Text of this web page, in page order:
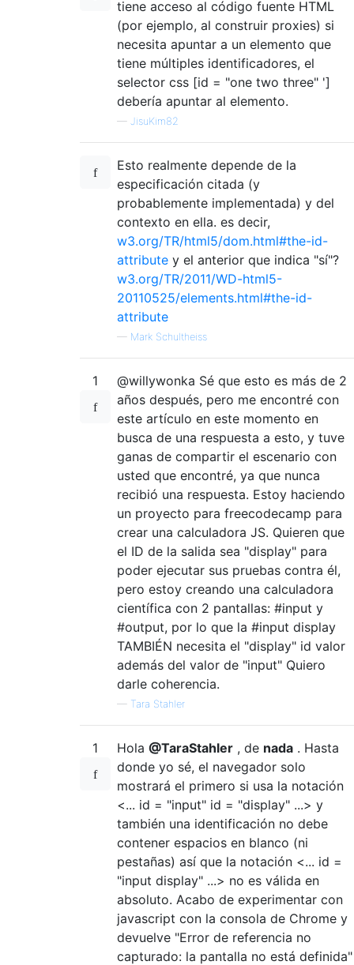
tiene acceso al código fuente HTML
(por ejemplo, al construir proxies) si
necesita apuntar a un elemento que
tiene múltiples identificadores, el
selector css [id = "one two three" ']
debería apuntar al elemento.
— JisuKim82
Esto realmente depende de la
especificación citada (y
probablemente implementada) y del
contexto en ella. es decir,
w3.org/TR/html5/dom.html#the-id-
attribute y el anterior que indica "sí"?
w3.org/TR/2011/WD-html5-
20110525/elements.html#the-id-
attribute
— Mark Schultheiss
1
@willywonka Sé que esto es más de 2
años después, pero me encontré con
este artículo en este momento en
busca de una respuesta a esto, y tuve
ganas de compartir el escenario con
usted que encontré, ya que nunca
recibió una respuesta. Estoy haciendo
un proyecto para freecodecamp para
crear una calculadora JS. Quieren que
el ID de la salida sea "display" para
poder ejecutar sus pruebas contra él,
pero estoy creando una calculadora
científica con 2 pantallas: #input y
#output, por lo que la #input display
TAMBIÉN necesita el "display" id valor
además del valor de "input" Quiero
darle coherencia.
— Tara Stahler
1 Hola @TaraStahler , de nada . Hasta
donde yo sé, el navegador solo
mostrará el primero si usa la notación
<... id = "input" id = "display" ...> y
también una identificación no debe
contener espacios en blanco (ni
pestañas) así que la notación <... id =
"input display" ...> no es válida en
absoluto. Acabo de experimentar con
javascript con la consola de Chrome y
devuelve "Error de referencia no
capturado: la pantalla no está definida"